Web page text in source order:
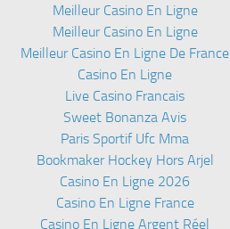
Meilleur Casino En Ligne
Meilleur Casino En Ligne
Meilleur Casino En Ligne De France
Casino En Ligne
Live Casino Francais
Sweet Bonanza Avis
Paris Sportif Ufc Mma
Bookmaker Hockey Hors Arjel
Casino En Ligne 2026
Casino En Ligne France
Casino En Ligne Argent Réel